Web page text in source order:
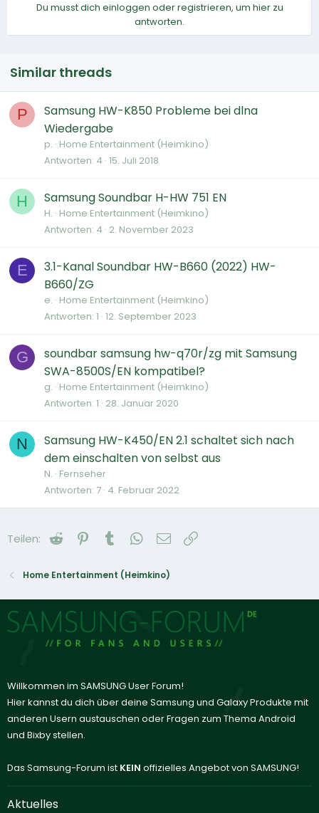
Du musst dich einloggen oder registrieren, um hier zu
antworten.
Similar threads
P
Samsung HW-K850 Probleme bei dlna
Wiedergabe
p. Home Entertainment (Heimkino)
Antworten 4 15. Juli 2018
H Samsung Soundbar H-HW 751 EN
H. Home Entertainment (Heimkino)
Antworten 4 2. November 2023
E
3.1-Kanal Soundbar HW-B660 (2022) HW-
B660/ZG
e. Home Entertainment (Heimkino)
Antworten 1 12. September 2023
G
soundbar samsung hw-q70r/zg mit Samsung
SWA-8500S/EN kompatibel?
g. Home Entertainment (Heimkino)
Antworten 1 28. Januar 2020
N
Samsung HW-K450/EN 2.1 schaltet sich nach
dem einschalten von selbst aus
N. Fernseher
Antworten 7 4. Februar 2022
Teilen: Reddit Pinterest
Tumblr WhatsApp
E-Mail
Home Entertainment (Heimkino)
Willkommen im SAMSUNG User Forum!
Hier kannst du dich über deine Samsung und Galaxy Produkte mit
anderen Usern austauschen oder Fragen zum Thema Android
und Bixby stellen.
Das Samsung-Forum ist KEIN offizielles Angebot von SAMSUNG!
Aktuelles